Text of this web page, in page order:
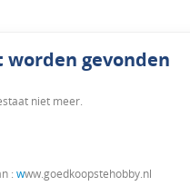
worden gevonden
niet meer.
: www.goedkoopstehobby.nl